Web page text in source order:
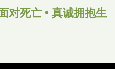
对死亡 • 真诚拥抱生